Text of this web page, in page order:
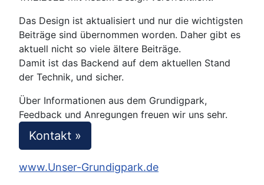
Das Design ist aktualisiert und nur die wichtigsten
Beiträge sind übernommen worden. Daher gibt es
aktuell nicht so viele ältere Beiträge.
Damit ist das Backend auf dem aktuellen Stand
der Technik, und sicher.
Über Informationen aus dem Grundigpark,
Feedback und Anregungen freuen wir uns sehr.
Kontakt »
www.Unser-Grundigpark.de